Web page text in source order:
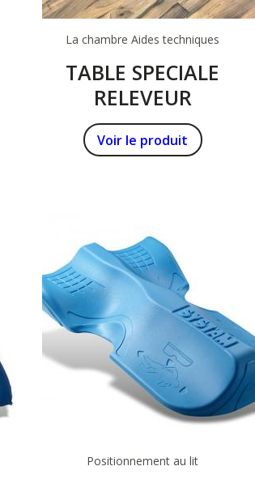
La chambre Aides techniques
TABLE SPECIALE
RELEVEUR
Voir le produit
Positionnement au lit